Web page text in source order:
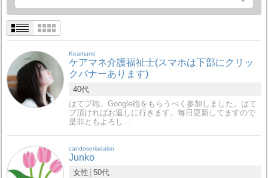
Keamane
ケアマネ介護福祉士(スマホは下部にクリッ
クバナーあります)
40代
はてブ砲、Google砲をもらうべく参加しました。はて
ブ頂ければお返しに行きます。毎日更新してますので
是非ともよろし…
candoseriadaiso
Junko
女性 50代